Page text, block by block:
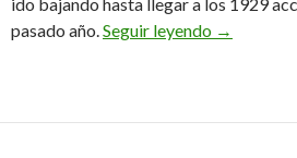
pasado año.Seguir leyendo Show must
→